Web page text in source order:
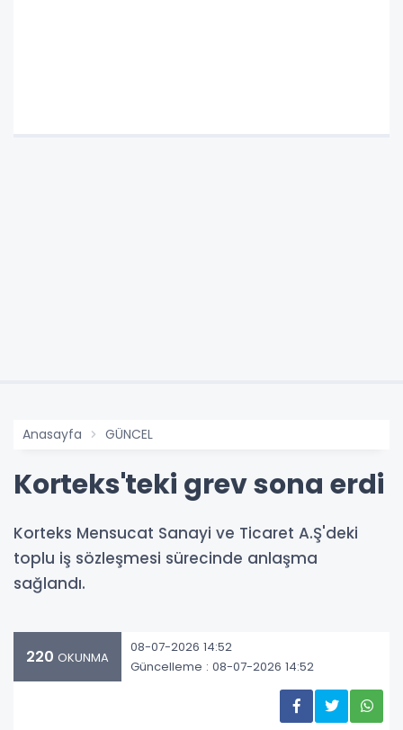
Anasayfa GÜNCEL
Korteks'teki grev sona erdi
Korteks Mensucat Sanayi ve Ticaret A.Ş'deki
toplu iş sözleşmesi sürecinde anlaşma
sağlandı.
220 OKUNMA
08-07-2026 14:52
Güncelleme : 08-07-2026 14:52